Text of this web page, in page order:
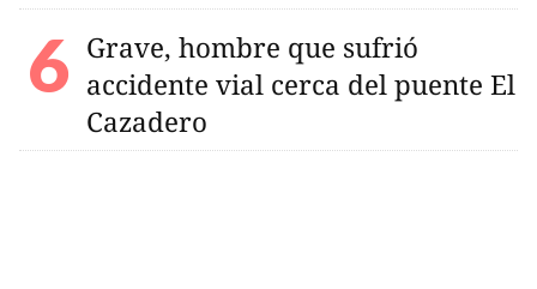
Grave, hombre que sufrió
accidente vial cerca del puente El
Cazadero